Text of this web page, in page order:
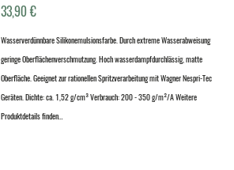
33,90€
Wasserverdünnbare Silikonemulsionsfarbe. Durch extreme Wasserabweisung
geringe Oberflächenverschmutzung. Hoch wasserdampfdurchlässig, matte
Oberfläche. Geeignet zur rationellen Spritzverarbeitung mit Wagner Nespri-Tec
Geräten. Dichte: ca. 1,52 g/cm³ Verbrauch: 200 - 350 g/m²/A Weitere
Produktdetails finden…